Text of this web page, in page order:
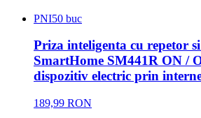
PNI50 buc
Priza inteligenta cu repetor
SmartHome SM441R ON /
dispozitiv electric prin
189,99 RON